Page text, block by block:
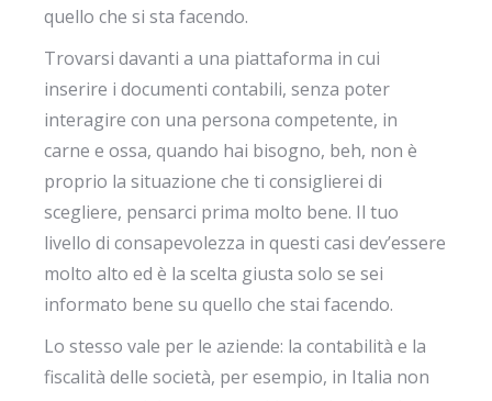
quello che si sta facendo.
Trovarsi davanti a una piattaforma in cui
inserire i documenti contabili, senza poter
interagire con una persona competente, in
carne e ossa, quando hai bisogno, beh, non è
proprio la situazione che ti consiglierei di
scegliere, pensarci prima molto bene. Il tuo
livello di consapevolezza in questi casi dev’essere
molto alto ed è la scelta giusta solo se sei
informato bene su quello che stai facendo.
Lo stesso vale per le aziende: la contabilità e la
fiscalità delle società, per esempio, in Italia non